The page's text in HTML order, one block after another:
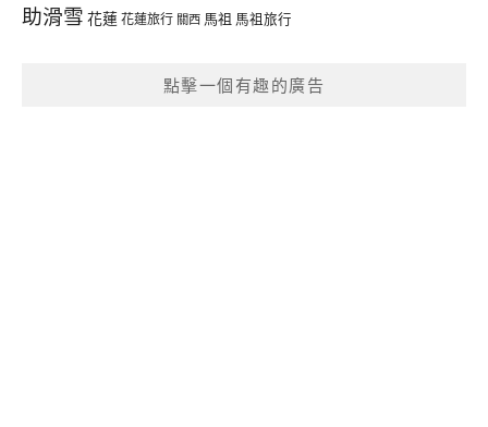
助滑雪 花蓮花蓮旅行 關西 馬祖 馬祖旅行
點擊一個有趣的廣告